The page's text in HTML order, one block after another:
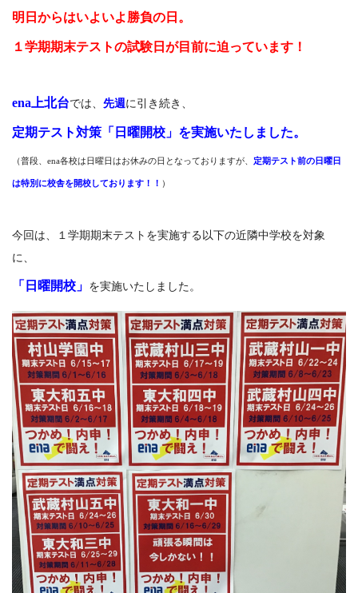
明日からはいよいよ 勝負の日 。
１学期期末テストの試験日が目前に迫っています！
ena上北台では、 先週に引き続き、
定期テスト対策「日曜開校」を実施いたしました。
（普段、ena各校は日曜日はお休みの日となっておりますが、 定期テスト前の日曜日
は特別に校舎を開校しております！！ ）
今回は、１学期期末テストを実施する以下の近隣中学校を対象
に、
「日曜開校」 を実施いたしました。